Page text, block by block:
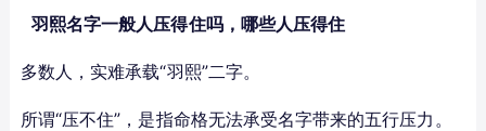
羽熙名字一般人压得住吗，哪些人压得住
多数人，实难承载“羽熙”二字。
所谓“压不住”，是指命格无法承受名字带来的五行压力。